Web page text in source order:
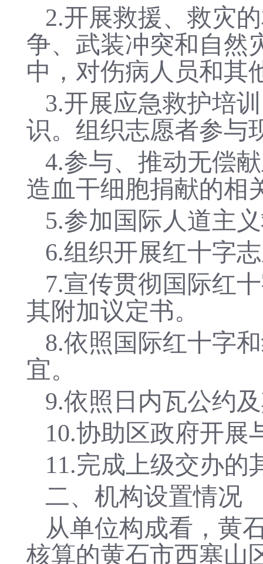
2.开展救援、救灾
争、武装冲突和自然
中，对伤病人员和其
3.开展应急救护培
识。组织志愿者参与
4.参与、推动无偿
造血干细胞捐献的相
5.参加国际人道主
6.组织开展红十字
7.宣传贯彻国际红
其附加议定书。
8.依照国际红十字
宜。
9.依照日内瓦公约
10.协助区政府开展
11.完成上级交办的
二、机构设置情况
从单位构成看， 黄
核算的黄石市西塞山